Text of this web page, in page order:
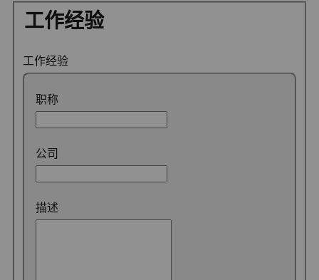
工作经验
工作经验
职称
公司
描述